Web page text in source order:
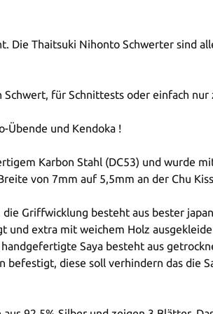
Thaitsuki Nihonto Schwerter sind
für Schnittests oder einfach nur
Übende und Kendoka !
Karbon Stahl (DC53) und wurde
von 7mm auf 5,5mm an der Chu
Griffwicklung besteht aus bester
extra mit weichem Holz
Saya besteht aus
diese soll verhindern das die